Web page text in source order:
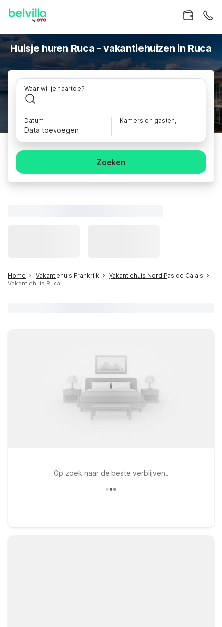
Huisje huren Ruca - vakantiehuizen in Ruca
Waar wil je naartoe?
Datum
Data toevoegen
Kamers en gasten,
Zoeken
Home Vakantiehuis Frankrijk
Vakantiehuis Nord Pas de Calais
Vakantiehuis Ruca
Op zoek naar de beste verblijven..